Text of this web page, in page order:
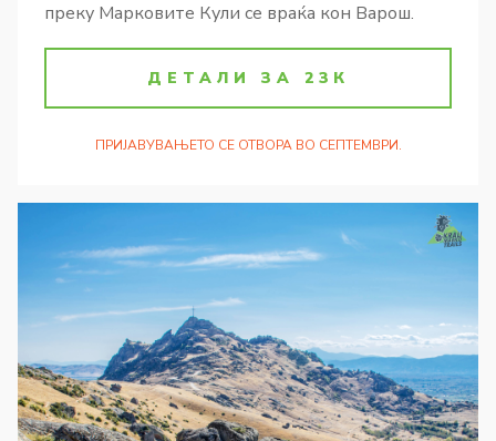
преку Марковите Кули се враќа кон Варош.
ДЕТАЛИ ЗА 23К
ПРИЈАВУВАЊЕТО СЕ ОТВОРА ВО СЕПТЕМВРИ.